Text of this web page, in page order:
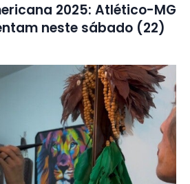
2025: Atlético-MG
neste sábado (22)